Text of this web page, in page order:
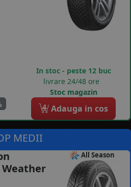
In stoc - peste 12 buc
livrare 24/48 ore
Stoc magazin
4 Adauga in cos
MEDII
All Season